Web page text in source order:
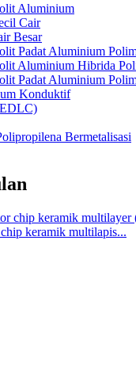
Aluminium
Cair
Besar
Padat Aluminium
Aluminium Hibrida
Padat Aluminium
Konduktif
Bermetalisasi
keramik multilapis...